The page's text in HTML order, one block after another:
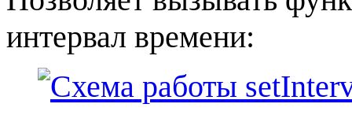
интервал времени: